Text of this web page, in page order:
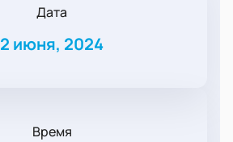
Дата
2 июня, 2024
Время